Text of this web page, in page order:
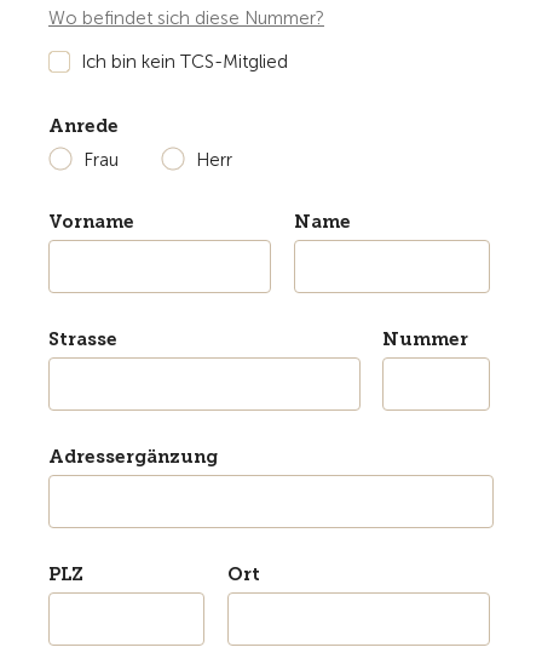
Wo befindet sich diese Nummer?
Ich bin kein TCS-Mitglied
Anrede
Frau
Herr
Vorname Name
Strasse Nummer
Adressergänzung
PLZ Ort